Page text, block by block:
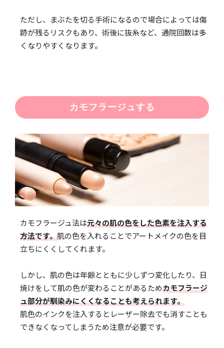
ただし、まぶたを切る手術になるので場合によっては傷
跡が残るリスクもあり、術後に抜糸など、通院回数は多
くなりやすくなります。
カモフラージュする
カモフラージュ法は元々の肌の色をした色素を注入する
方法です。肌の色を入れることでアートメイクの色を目
立ちにくくしてくれます。
しかし、肌の色は年齢とともに少しずつ変化したり、日
焼けをして肌の色が変わることがあるためカモフラージ
ュ部分が馴染みにくくなることも考えられます。
肌色のインクを注入するとレーザー除去でも消すことも
できなくなってしまうため注意が必要です。